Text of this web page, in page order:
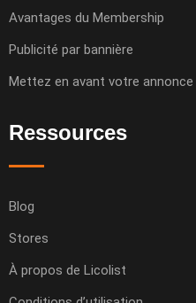
Avantages du Membership
Publicité par bannière
Mettez en avant votre annonce
Ressources
Blog
Stores
À propos de Licolist